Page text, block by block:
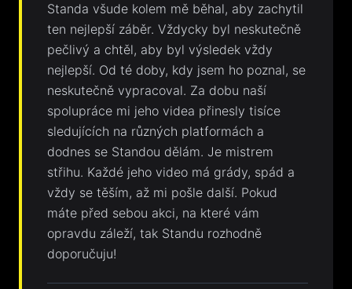
Standa všude kolem mě běhal, aby zachytil
ten nejlepší záběr. Vždycky byl neskutečně
pečlivý a chtěl, aby byl výsledek vždy
nejlepší. Od té doby, kdy jsem ho poznal, se
neskutečně vypracoval. Za dobu naší
spolupráce mi jeho videa přinesly tisíce
sledujících na různých platformách a
dodnes se Standou dělám. Je mistrem
střihu. Každé jeho video má grády, spád a
vždy se těším, až mi pošle další. Pokud
máte před sebou akci, na které vám
opravdu záleží, tak Standu rozhodně
doporučuju!